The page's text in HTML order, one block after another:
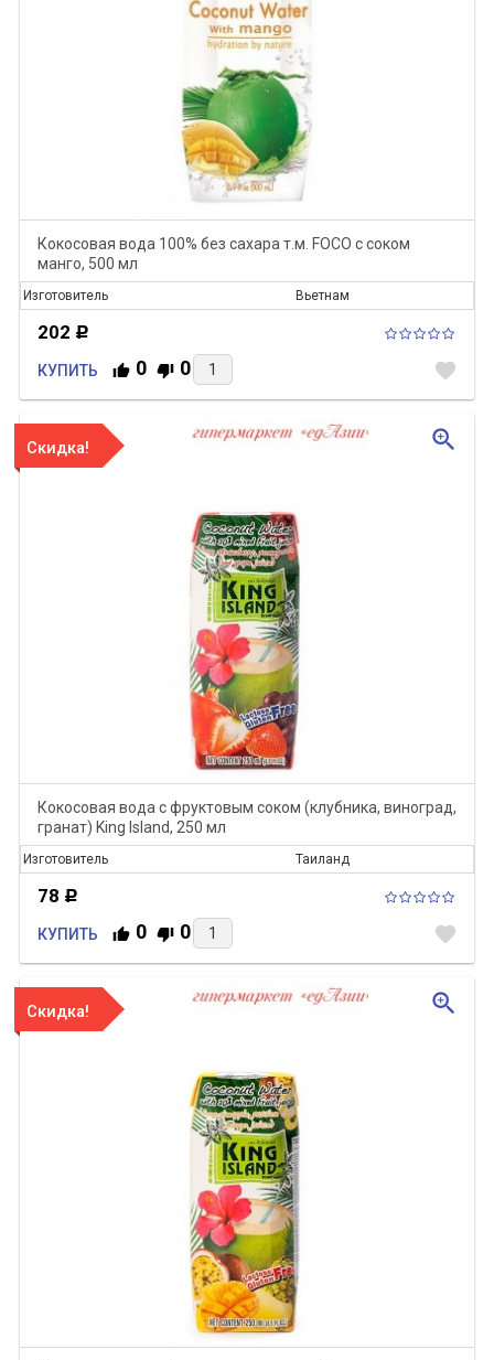
Кокосовая вода 100% без сахара т.м. FOCO с соком
манго, 500 мл
Изготовитель Вьетнам
202 Р
КУПИТЬ 0 0 favorite
Скидка!
Кокосовая вода c фруктовым соком (клубника, виноград,
гранат) King Island, 250 мл
Изготовитель Таиланд
78 Р
КУПИТЬ 0 0 favorite
zoom_in
Скидка! zoom_in